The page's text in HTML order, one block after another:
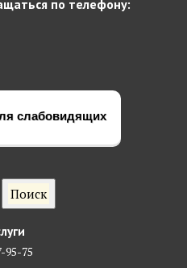
по телефону:
слабовидящих
Поиск
95-75